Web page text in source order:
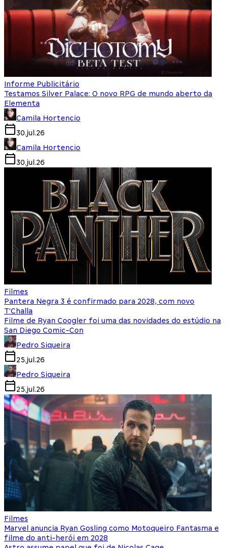
Informe Publicitário
Testamos Silver Palace: O novo RPG de mundo aberto da
Elementa
Camila Hortencio
30.jul.26
Camila Hortencio
30.jul.26
Filmes
Pantera Negra 3 é confirmado para 2028, com novo
T'Challa
Filme de Ryan Coogler foi uma das novidades do estúdio na
San Diego Comic-Con
Pedro Siqueira
25.jul.26
Pedro Siqueira
25.jul.26
Filmes
Marvel anuncia Ryan Gosling como Motoqueiro Fantasma e
filme do anti-herói em 2028